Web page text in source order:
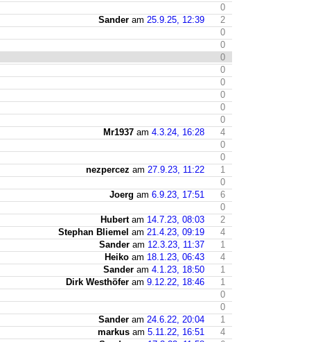
0
Sander am 25.9.25, 12:39
2
0
0
0
0
0
0
0
0
Mr1937 am 4.3.24, 16:28
4
0
0
nezpercez am 27.9.23, 11:22
1
0
Joerg am 6.9.23, 17:51
6
0
Hubertam 14.7.23, 08:03
2
Stephan Bliemel am 21.4.23, 09:19
4
Sander am 12.3.23, 11:37
1
Heiko am 18.1.23, 06:43
4
Sander am 4.1.23, 18:50
1
Dirk Westhöfer am 9.12.22, 18:46
1
0
0
Sander am 24.6.22, 20:04
1
markus am 5.11.22, 16:51
4